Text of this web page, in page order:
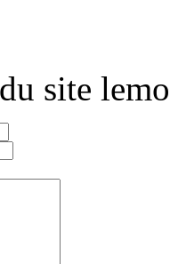
site